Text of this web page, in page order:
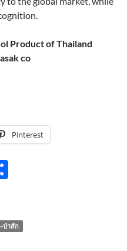
Product of Thailand
co
Pinterest
e
-ป่าสัก